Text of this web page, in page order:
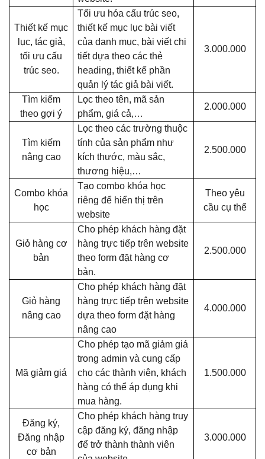
Thiết kế mục
lục, tác giả,
tối ưu cấu
trúc seo.
Tối ưu hóa cấu trúc seo,
thiết kế mục lục bài viết
của danh mục, bài viết chi
tiết dựa theo các thẻ
heading, thiết kế phần
quản lý tác giả bài viết.
3.000.000
Tìm kiếm
theo gợi ý
Lọc theo tên, mã sản
phẩm, giá cả,…
2.000.000
Tìm kiếm
nâng cao
Lọc theo các trường thuộc
tính của sản phẩm như
kích thước, màu sắc,
thương hiệu,…
2.500.000
Combo khóa
học
Tạo combo khóa học
riêng để hiển thị trên
website
Theo yêu
cầu cụ thể
Giỏ hàng cơ
bản
Cho phép khách hàng đặt
hàng trực tiếp trên website
theo form đặt hàng cơ
bản.
2.500.000
Giỏ hàng
nâng cao
Cho phép khách hàng đặt
hàng trực tiếp trên website
dựa theo form đặt hàng
nâng cao
4.000.000
Mã giảm giá
Cho phép tạo mã giảm giá
trong admin và cung cấp
cho các thành viên, khách
hàng có thể áp dụng khi
mua hàng.
1.500.000
Đăng ký,
Đăng nhập
cơ bản
Cho phép khách hàng truy
cập đăng ký, đăng nhập
để trở thành thành viên
3.000.000